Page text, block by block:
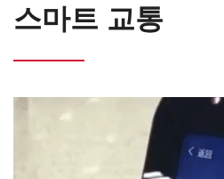
회사 소개
제품
응용 프로그램
스마트 교통